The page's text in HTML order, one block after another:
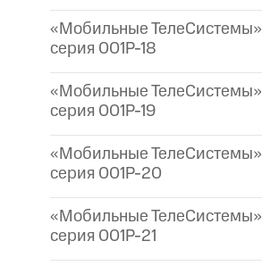
«Мобильные ТелеСистемы»
серия 001P-18
«Мобильные ТелеСистемы»
серия 001P-19
«Мобильные ТелеСистемы»
серия 001P-20
«Мобильные ТелеСистемы»
серия 001P-21